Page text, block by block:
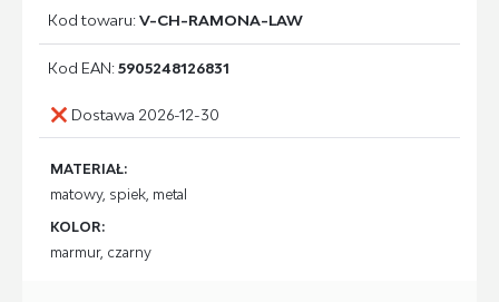
Kod towaru:V-CH-RAMONA-LAW
Kod EAN:5905248126831
Dostawa 2026-12-30
MATERIAŁ:
matowy, spiek, metal
KOLOR:
marmur, czarny